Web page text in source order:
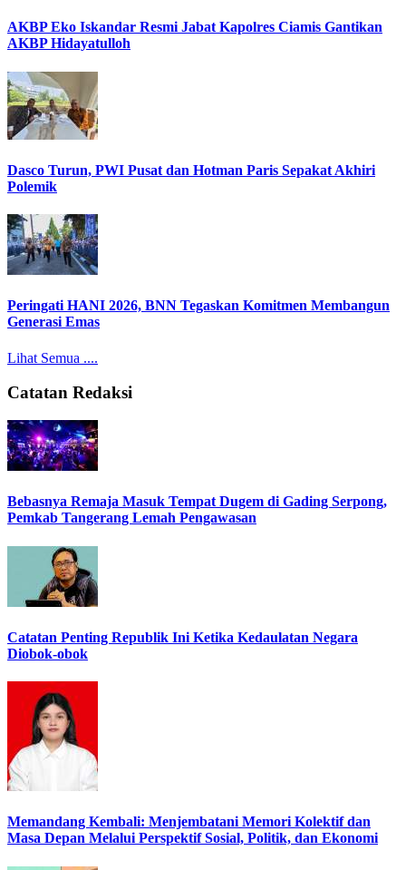
AKBP Eko Iskandar Resmi Jabat Kapolres Ciamis Gantikan
AKBP Hidayatulloh
Dasco Turun, PWI Pusat dan Hotman Paris Sepakat Akhiri
Polemik
Peringati HANI 2026, BNN Tegaskan Komitmen Membangun
Generasi Emas
Lihat Semua ....
Catatan Redaksi
Bebasnya Remaja Masuk Tempat Dugem di Gading Serpong,
Pemkab Tangerang Lemah Pengawasan
Catatan Penting Republik Ini Ketika Kedaulatan Negara
Diobok-obok
Memandang Kembali: Menjembatani Memori Kolektif dan
Masa Depan Melalui Perspektif Sosial, Politik, dan Ekonomi